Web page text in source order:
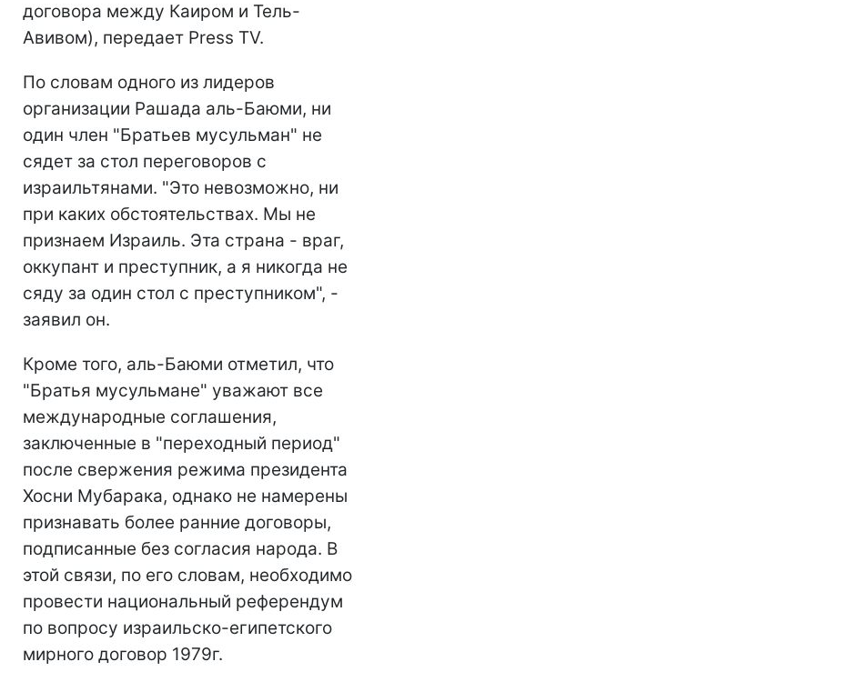
договора между Каиром и Тель-
Авивом), передает Press TV.
По словам одного из лидеров
организации Рашада аль-Баюми, ни
один член "Братьев мусульман" не
сядет за стол переговоров с
израильтянами. "Это невозможно, ни
при каких обстоятельствах. Мы не
признаем Израиль. Эта страна - враг,
оккупант и преступник, а я никогда не
сяду за один стол с преступником", -
заявил он.
Кроме того, аль-Баюми отметил, что
"Братья мусульмане" уважают все
международные соглашения,
заключенные в "переходный период"
после свержения режима президента
Хосни Мубарака, однако не намерены
признавать более ранние договоры,
подписанные без согласия народа. В
этой связи, по его словам, необходимо
провести национальный референдум
по вопросу израильско-египетского
мирного договор 1979г.